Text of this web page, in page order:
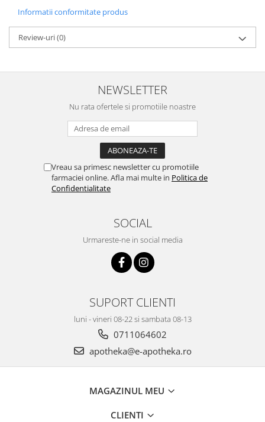
Informatii conformitate produs
Review-uri(0)
NEWSLETTER
Nu rata ofertele si promotiile noastre
Vreau sa primesc newsletter cu promotiile
farmaciei online. Afla mai multe in Politica de
Confidentialitate
SOCIAL
Urmareste-ne in social media
SUPORT CLIENTI
luni - vineri 08-22 si sambata 08-13
0711064602
apotheka@e-apotheka.ro
MAGAZINUL MEU
CLIENTI